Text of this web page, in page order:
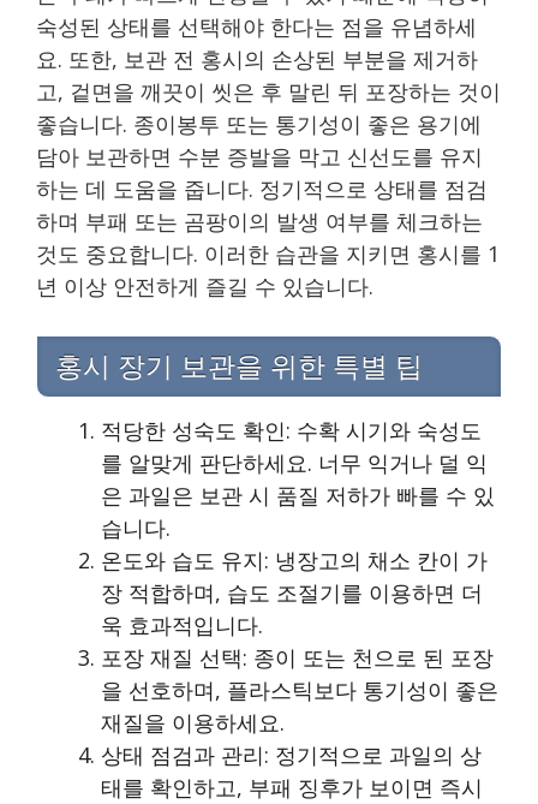
숙성된 상태를 선택해야 한다는 점을 유념하세
요. 또한, 보관 전 홍시의 손상된 부분을 제거하
고, 겉면을 깨끗이 씻은 후 말린 뒤 포장하는 것이
좋습니다. 종이봉투 또는 통기성이 좋은 용기에
담아 보관하면 수분 증발을 막고 신선도를 유지
하는 데 도움을 줍니다. 정기적으로 상태를 점검
하며 부패 또는 곰팡이의 발생 여부를 체크하는
것도 중요합니다. 이러한 습관을 지키면 홍시를 1
년 이상 안전하게 즐길 수 있습니다.
홍시 장기 보관을 위한 특별 팁
적당한 성숙도 확인: 수확 시기와 숙성도
를 알맞게 판단하세요. 너무 익거나 덜 익
은 과일은 보관 시 품질 저하가 빠를 수 있
습니다.
온도와 습도 유지: 냉장고의 채소 칸이 가
장 적합하며, 습도 조절기를 이용하면 더
욱 효과적입니다.
포장 재질 선택: 종이 또는 천으로 된 포장
을 선호하며, 플라스틱보다 통기성이 좋은
재질을 이용하세요.
상태 점검과 관리: 정기적으로 과일의 상
태를 확인하고, 부패 징후가 보이면 즉시